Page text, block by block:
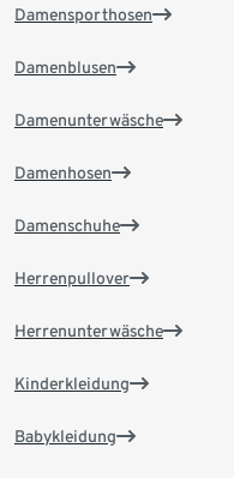
Damensporthosen
Damenblusen
Damenunterwäsche
Damenhosen
Damenschuhe
Herrenpullover
Herrenunterwäsche
Kinderkleidung
Babykleidung